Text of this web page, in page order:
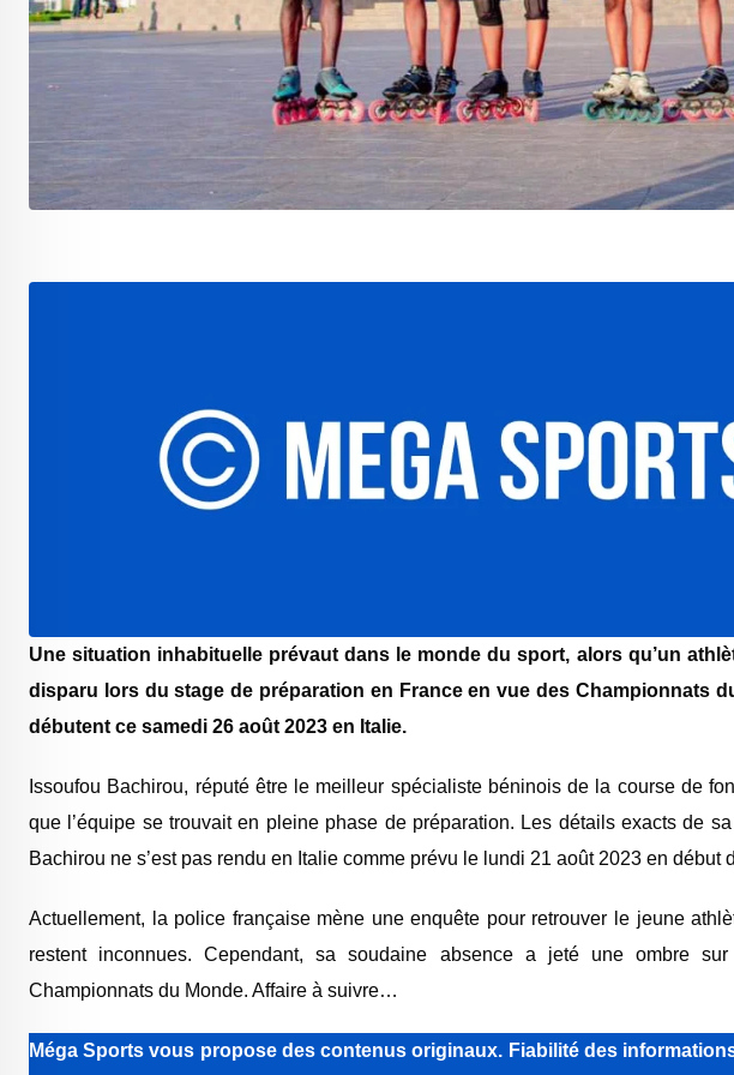
Une situation inhabituelle prévaut dans le monde du sport, alors qu’un
disparu lors du stage de préparation en France en vue des Championnats
débutent ce samedi 26 août 2023 en Italie.
Issoufou Bachirou, réputé être le meilleur spécialiste béninois de la course de
que l’équipe se trouvait en pleine phase de préparation. Les détails exacts de
Bachirou ne s’est pas rendu en Italie comme prévu le lundi 21 août 2023 en début
Actuellement, la police française mène une enquête pour retrouver le jeune
restent inconnues. Cependant, sa soudaine absence a jeté une ombre
Championnats du Monde. Affaire à suivre…
Méga Sports vous propose des contenus originaux. Fiabilité des